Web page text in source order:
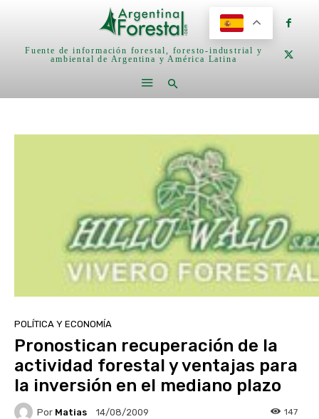
Fuente de información forestal, foresto-industrial y
ambiental de Argentina y América Latina
POLÍTICA Y ECONOMÍA
Pronostican recuperación de la
actividad forestal y ventajas para
la inversión en el mediano plazo
Por Matias 14/08/2009 147